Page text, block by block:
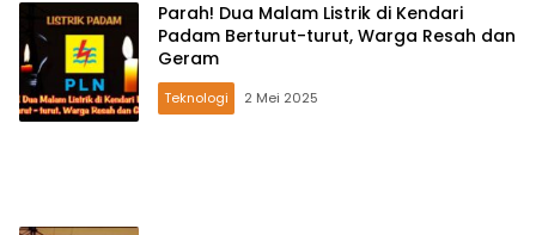
Parah! Dua Malam Listrik di Kendari
Padam Berturut-turut, Warga Resah dan
Geram
Teknologi 2 Mei 2025